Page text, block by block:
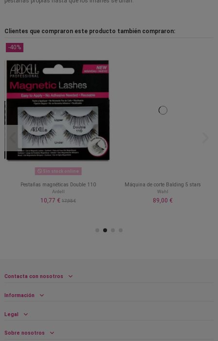
Clientes que compraron este producto también compraron:
-40%
Sin stock online
Pestañas magnéticas Double 110
Ardell
10,77 € 17,95 €
Máquina de corte Balding 5 stars
Wahl
89,00 €
Contacta con nosotros
Información
Legal
Sobre nosotros